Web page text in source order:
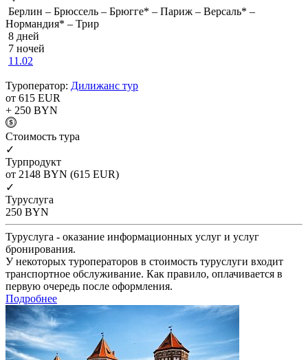
Берлин – Брюссель – Брюгге* – Париж – Версаль* –
Нормандия* – Трир
8 дней
7 ночей
11.02
Туроператор: Дилижанс тур
от 615 EUR
+ 250 BYN
Cтоимость тура
✓
Турпродукт
от 2148 BYN (615 EUR)
✓
Туруслуга
250 BYN
Туруслуга - оказание информационных услуг и услуг
бронирования.
У некоторых туроператоров в стоимость туруслуги входит
транспортное обслуживание. Как правило, оплачивается в
первую очередь после оформления.
Подробнее